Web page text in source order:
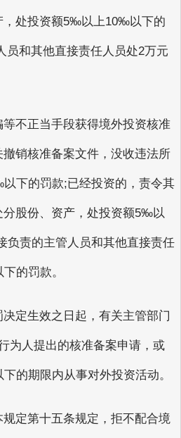
，处投资额5‰以上10‰以下的
员和其他直接责任人员处2万元
不正当手段获得境外投资核准
销核准备案文件，没收违法所
下的罚款;已经投资的，责令其
分股份、资产，处投资额5‰以
责的主管人员和其他直接责任
的罚款。
生效之日起，有关主管部门
为人提出的核准备案申请，或
的期限内从事对外投资活动。
第十五条规定，拒不配合境